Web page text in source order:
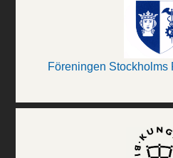
Föreningen Stockholms